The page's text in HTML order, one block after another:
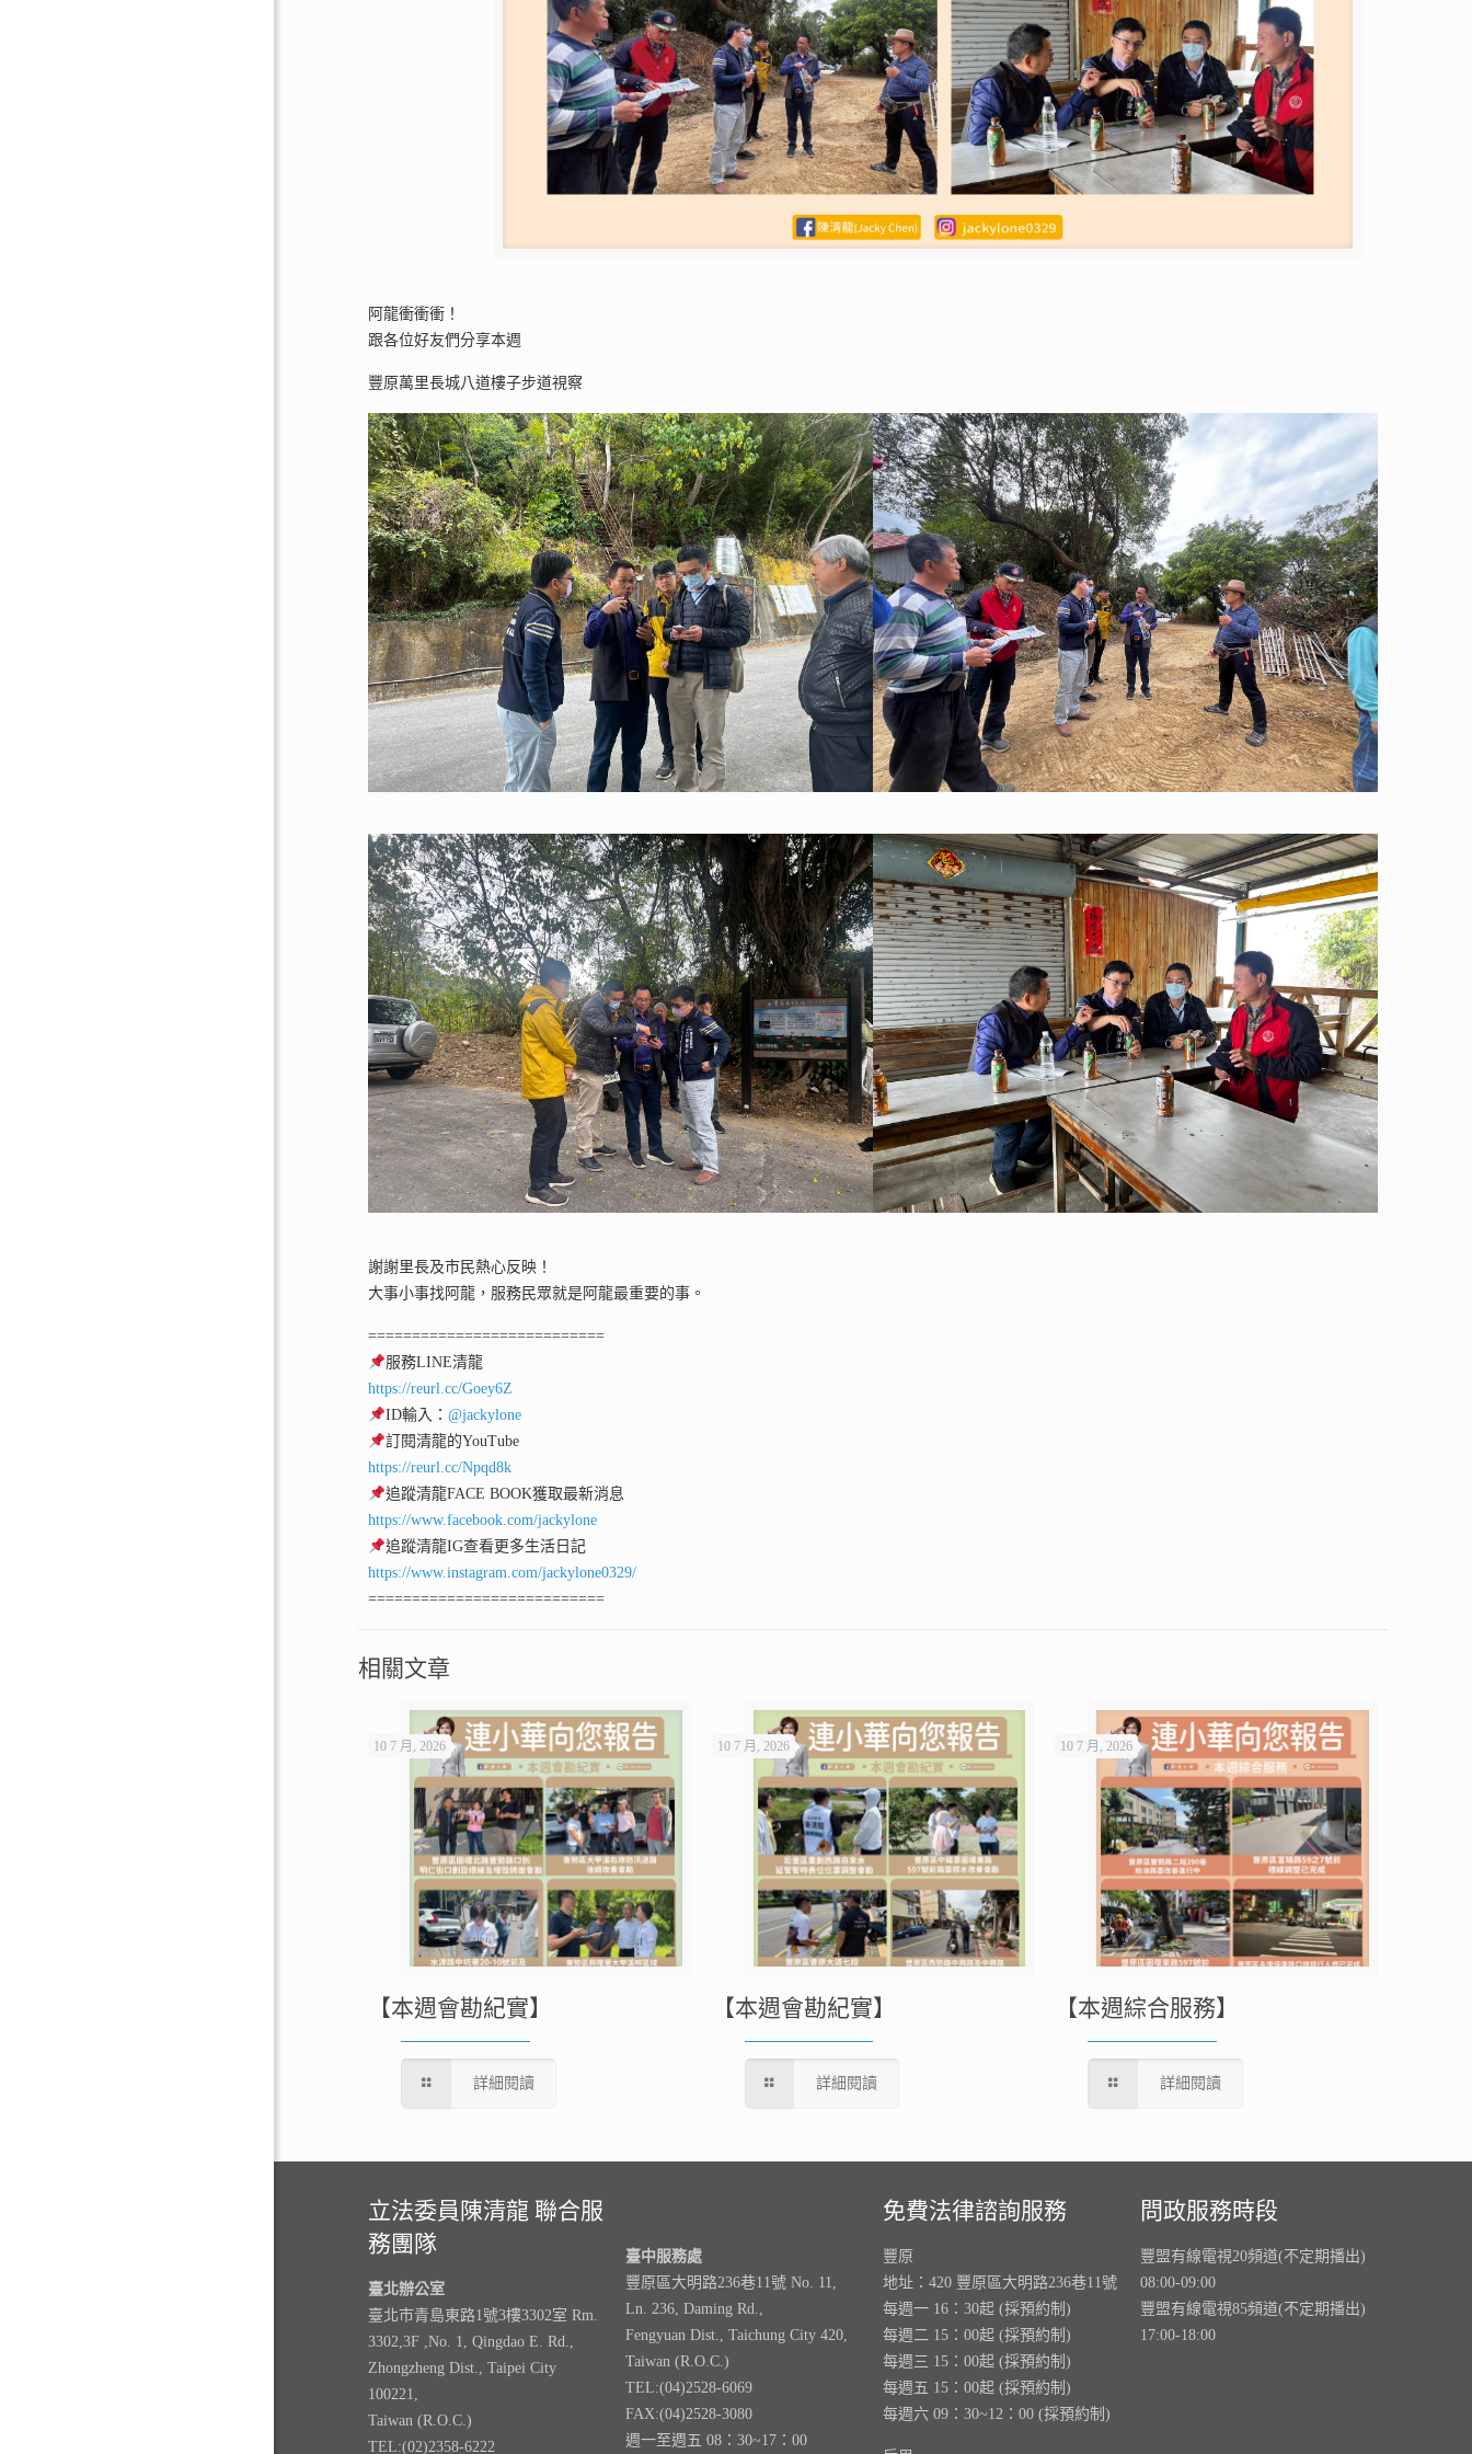
阿龍衝衝衝！
跟各位好友們分享本週
豐原萬里長城八道樓子步道視察
謝謝里長及市民熱心反映！
大事小事找阿龍，服務民眾就是阿龍最重要的事。
===========================
服務LINE清龍
https://reurl.cc/Goey6Z
ID輸入：@jackylone
訂閱清龍的YouTube
https://reurl.cc/Npqd8k
追蹤清龍FACE BOOK獲取最新消息
https://www.facebook.com/jackylone
追蹤清龍IG查看更多生活日記
https://www.instagram.com/jackylone0329/
===========================
相關文章
10 7 月, 2026
【本週會勘紀實】
詳細閱讀
10 7 月, 2026
【本週會勘紀實】
詳細閱讀
10 7 月, 2026
【本週綜合服務】
詳細閱讀
立法委員陳清龍 聯合服
務團隊
臺北辦公室
臺北市青島東路1號3樓3302室 Rm.
3302,3F ,No. 1, Qingdao E. Rd.,
Zhongzheng Dist., Taipei City
100221,
Taiwan (R.O.C.)
TEL:(02)2358-6222
臺中服務處
豐原區大明路236巷11號 No. 11,
Ln. 236, Daming Rd.,
Fengyuan Dist., Taichung City 420,
Taiwan (R.O.C.)
TEL:(04)2528-6069
FAX:(04)2528-3080
週一至週五 08：30~17：00
免費法律諮詢服務
豐原
地址：420 豐原區大明路236巷11號
每週一 16：30起 (採預約制)
每週二 15：00起 (採預約制)
每週三 15：00起 (採預約制)
每週五 15：00起 (採預約制)
每週六 09：30~12：00 (採預約制)
問政服務時段
豐盟有線電視20頻道(不定期播出)
08:00-09:00
豐盟有線電視85頻道(不定期播出)
17:00-18:00